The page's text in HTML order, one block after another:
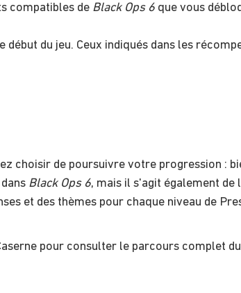
compatibles de Black Ops 6 que vous
début du jeu. Ceux indiqués dans les
choisir de poursuivre votre progression :
Black Ops 6, mais il s'agit également
et des thèmes pour chaque niveau de
pour consulter le parcours complet